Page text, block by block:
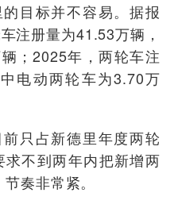
目标并不容易。据报
注册量为41.53万辆，
；2025年，两轮车注
电动两轮车为3.70万
只占新德里年度两轮
不到两年内把新增两
奏非常紧。